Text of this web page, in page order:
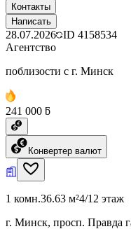
Контакты
Написать
28.07.2026 ID 4158534
Агентство
поблизости с г. Минск
241 000 ƃ
Конвертер валют
1 комн.36.63 м²4/12 этаж
г. Минск, просп. Правда